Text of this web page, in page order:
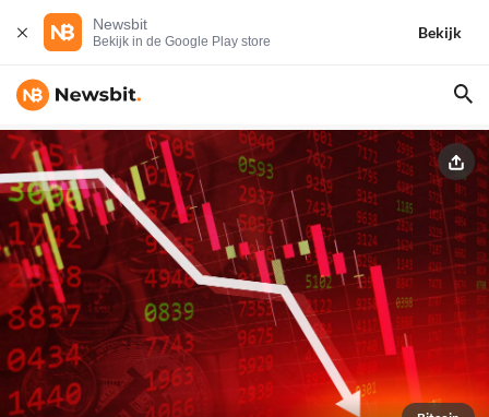
Newsbit
Bekijk in de Google Play store
Bekijk